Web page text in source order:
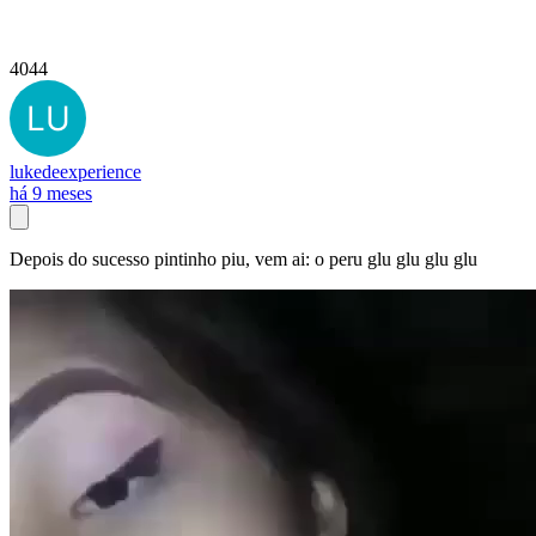
4044
lukedeexperience
há 9 meses
Depois do sucesso pintinho piu, vem ai: o peru glu glu glu glu